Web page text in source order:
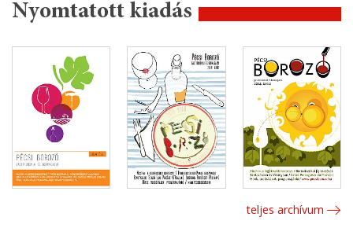
Nyomtatott kiadás
teljes archívum